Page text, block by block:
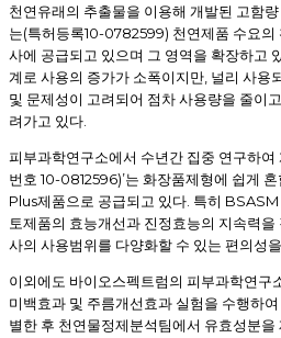
천연유래의 추출물을 이용해 개발된 고함
는(특허등록10-0782599) 천연제품 수요의
사에 공급되고 있으며 그 영역을 확장하고
계로 사용의 증가가 소폭이지만 널리 사용
및 문제성이 고려되어 점차 사용량을 줄이고
려가고 있다
피부과학연구소에서 수년간 집중 연구하여
번호 10-0812596)’는 화장품제형에 쉽게
Plus제품으로 공급되고 있다 특히
토제품의 효능개선과 진정효능의 지속력
사의 사용범위를 다양화할 수 있는 편의성
이외에도 바이오스펙트럼의 피부과학연구
미백효과 및 주름개선효과 실험을 수행하
별한 후 천연물정제분석팀에서 유효성분